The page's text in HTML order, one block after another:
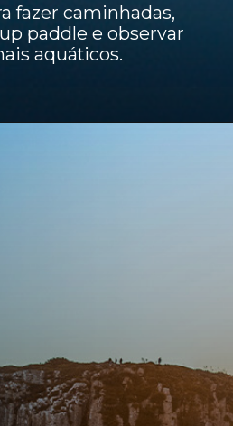
fazer caminhadas,
paddle e observar
aquáticos.